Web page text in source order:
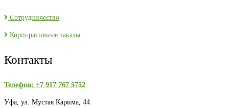
Сотрудничество
Корпоративные заказы
Контакты
Телефон: +7 917 767 5752
Уфа, ул. Мустая Карима, 44